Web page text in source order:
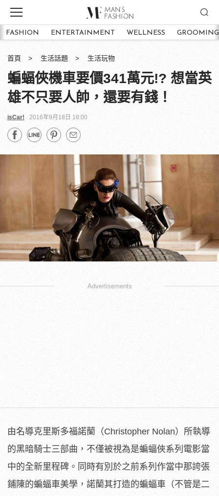
FASHION ENTERTAINMENT WELLNESS GROOMING
首頁 生活話題 生活玩物
蝙蝠俠機車要價341萬元!? 想當英
雄不只要人帥，還要有錢！
isCar! 2016年9月18日 18:00
Advertisements
由名導克里斯多福諾蘭（Christopher Nolan）所執導
的黑暗騎士三部曲，不僅被視為是蝙蝠俠系列電影當
中的全新里程碑。同時有別於之前系列作當中那誇張
鋪陳的蝙蝠車美學，諾蘭其打造的蝙蝠車（不管是二